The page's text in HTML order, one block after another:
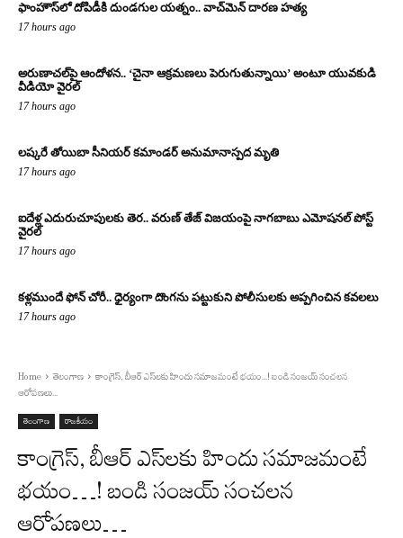
ఫాంహౌస్‌లో దోపిడీకి దుండగుల యత్నం.. వాచ్‌మెన్‌ దారణ హత్య
17 hours ago
అరుణాచల్‌పై ఆందోళన.. ‘చైనా ఆక్రమణలు పెరుగుతున్నాయి’ అంటూ యువకుడి
వీడియో వైరల్
17 hours ago
లష్కరే తోయిబా సీనియర్ కమాండర్ అనుమానాస్పద మృతి
17 hours ago
ఐదేళ్ల ఎదురుచూపులకు తెర.. వరుణ్ తేజ్ విజయంపై నాగబాబు ఎమోషనల్ పోస్ట్
వైరల్
17 hours ago
కళ్లముందే ఫోన్ చోరీ.. ధైర్యంగా దొంగను పట్టుకుని పోలీసులకు అప్పగించిన కవలలు
17 hours ago